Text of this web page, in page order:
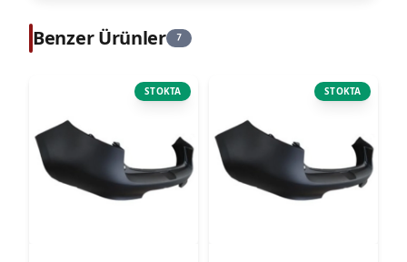
Benzer Ürünler 7
STOKTA STOKTA